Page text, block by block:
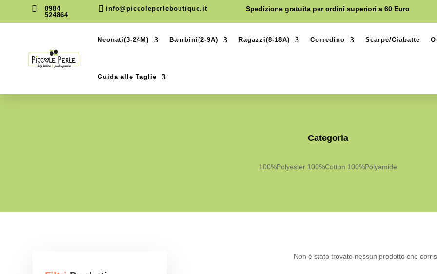

0984
524864
 info@piccoleperleboutique.it Spedizione gratuita per ordini superiori a 60 Euro
Neonati(3-24M) Bambini(2-9A) Ragazzi(8-18A) Corredino Scarpe/Ciabatte
Guida alle Taglie
Categoria
100%Polyester 100%Cotton 100%Polyamide
Non è stato trovato nessun prodotto che